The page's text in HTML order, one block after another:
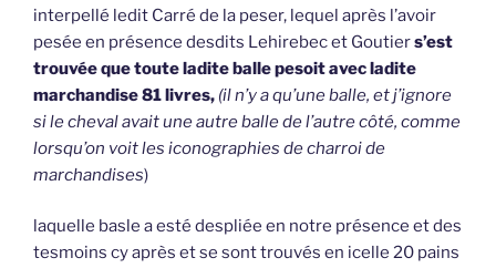
interpellé ledit Carré de la peser, lequel après l’avoir
pesée en présence desdits Lehirebec et Goutiers’est
trouvée que toute ladite balle pesoit avec ladite
marchandise 81 livres, (il n’y a qu’une balle, et j’ignore
si le cheval avait une autre balle de l’autre côté, comme
lorsqu’on voit les iconographies de charroi de
marchandises)
laquelle basle a esté despliée en notre présence et des
tesmoins cy après et se sont trouvés en icelle 20 pains